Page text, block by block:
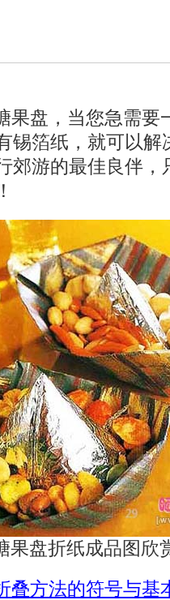
盘，当您急需要
锡箔纸，就可以解
郊游的最佳良伴，
果盘折纸成品图欣
叠方法的符号与基